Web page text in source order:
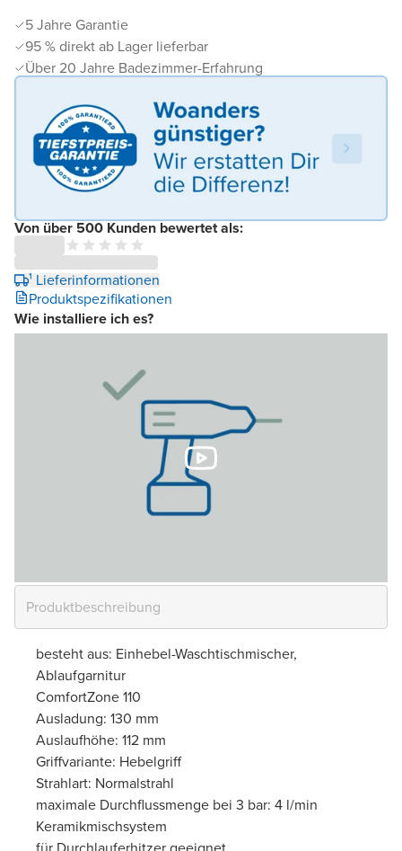
5 Jahre Garantie
95 % direkt ab Lager lieferbar
Über 20 Jahre Badezimmer-Erfahrung
Von über 500 Kunden bewertet als:
¹ Lieferinformationen
Produktspezifikationen
Wie installiere ich es?
besteht aus: Einhebel-Waschtischmischer,
Ablaufgarnitur
ComfortZone 110
Ausladung: 130 mm
Auslaufhöhe: 112 mm
Griffvariante: Hebelgriff
Strahlart: Normalstrahl
maximale Durchflussmenge bei 3 bar: 4 l/min
Keramikmischsystem